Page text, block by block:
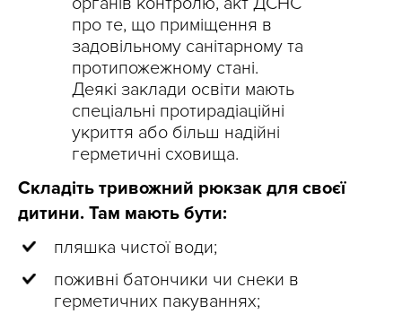
про те, що приміщення в
задовільному санітарному та
протипожежному стані.
Деякі заклади освіти мають
спеціальні протирадіаційні
укриття або більш надійні
герметичні сховища.
Складіть тривожний рюкзак для своєї
дитини. Там мають бути:
пляшка чистої води;
поживні батончики чи снеки в
герметичних пакуваннях;